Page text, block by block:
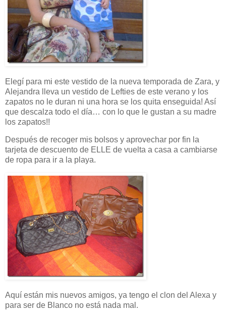
Elegí para mi este vestido de la nueva temporada de Zara, y
Alejandra lleva un vestido de Lefties de este verano y los
zapatos no le duran ni una hora se los quita enseguida! Así
que descalza todo el día… con lo que le gustan a su madre
los zapatos!!
Después de recoger mis bolsos y aprovechar por fin la
tarjeta de descuento de ELLE de vuelta a casa a cambiarse
de ropa para ir a la playa.
Aquí están mis nuevos amigos, ya tengo el clon del Alexa y
para ser de Blanco no está nada mal.